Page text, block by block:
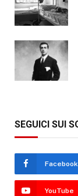
SEGUICI SUI
Facebook
YouTube